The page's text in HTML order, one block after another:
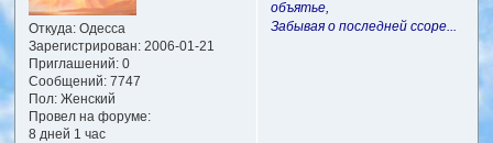
Откуда:Одесса
Зарегистрирован: 2006-01-21
Приглашений:0
Сообщений:7747
Пол:Женский
Провел на форуме:
8 дней 1 час
объятье,
Забывая о последней ссоре...